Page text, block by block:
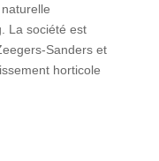
La société est
Sanders et
horticole